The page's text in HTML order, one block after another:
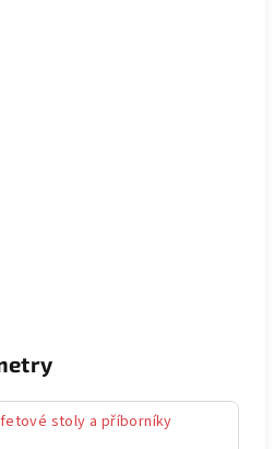
stoly a příborníky